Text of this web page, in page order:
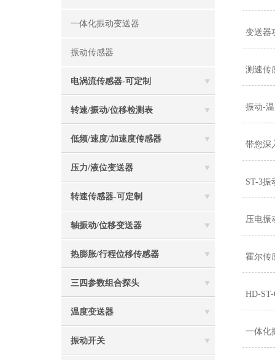
一体化振动变送器
振动传感器
电涡流传感器-可定制
转速/振动/位移检测表
低频/速度/加速度传感器
压力/液位变送器
转速传感器-可定制
轴振动/位移变送器
热膨胀/行程位移传感器
三四参数组合探头
温度变送器
振动开关
变送器
测速传
振动-
带您深
ST-3振
压电振
霍尔传
HD-
一体化